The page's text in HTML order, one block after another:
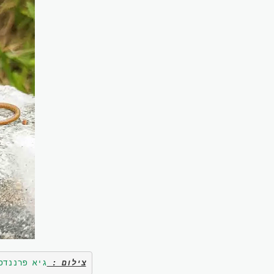
צילום : גיא